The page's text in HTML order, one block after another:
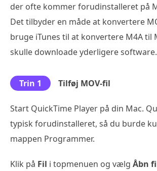
der ofte kommer forudinstalleret på
Det tilbyder en måde at konvertere
bruge iTunes til at konvertere M4A til
skulle downloade yderligere software.
Trin 1 Tilføj MOV-fil
Start QuickTime Player på din Mac.
typisk forudinstalleret, så du burde
mappen Programmer.
Klik på Fil i topmenuen og vælg Åbn